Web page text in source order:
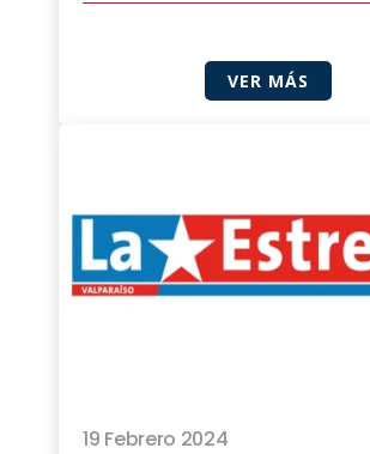
VER MÁS
19 Febrero 2024